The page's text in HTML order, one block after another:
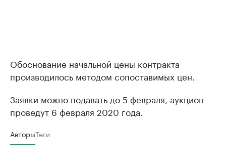
Обоснование начальной цены контракта
производилось методом сопоставимых цен.
Заявки можно подавать до 5 февраля, аукцион
проведут 6 февраля 2020 года.
АвторыТеги